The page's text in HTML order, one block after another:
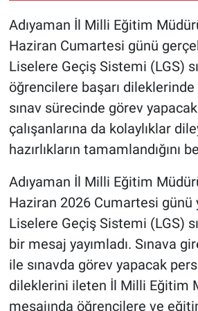
Adıyaman İl Milli Eğitim
Haziran Cumartesi günü
Liselere Geçiş Sistemi (LGS)
öğrencilere başarı
sınav sürecinde görev
çalışanlarına da kolaylıklar
hazırlıkların tamamlandığını
Adıyaman İl Milli Eğitim
Haziran 2026 Cumartesi günü
Liselere Geçiş Sistemi (LGS)
bir mesaj yayımladı. Sınava
ile sınavda görev yapacak
dileklerini ileten İl Milli Eğitim
mesajında öğrencilere ve